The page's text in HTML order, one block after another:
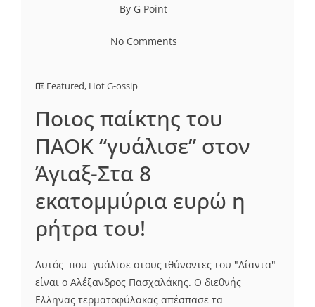
By G Point
No Comments
Featured, Hot G-ossip
Ποιος παίκτης του
ΠΑΟΚ “γυάλισε” στον
Άγιαξ-Στα 8
εκατομμύρια ευρώ η
ρήτρα του!
Αυτός που γυάλισε στους ιθύνοντες του "Αίαντα"
είναι ο Αλέξανδρος Πασχαλάκης. Ο διεθνής
Ελληνας τερματοφύλακας απέσπασε τα